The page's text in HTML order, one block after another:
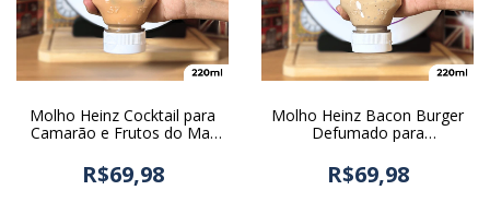
Molho Heinz Cocktail para
Camarão e Frutos do Mar
R$69,98
Molho Heinz Bacon Burger
Defumado para
R$69,98